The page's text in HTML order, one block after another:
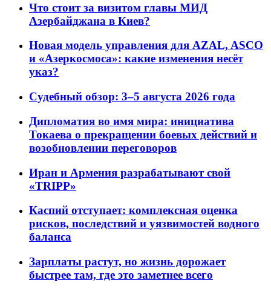
Что стоит за визитом главы МИД
Азербайджана в Киев?
Новая модель управления для AZAL, ASCO
и «Азеркосмоса»: какие изменения несёт
указ?
Судебный обзор: 3–5 августа 2026 года
Дипломатия во имя мира: инициатива
Токаева о прекращении боевых действий и
возобновлении переговоров
Иран и Армения разрабатывают свой
«TRIPP»
Каспий отступает: комплексная оценка
рисков, последствий и уязвимостей водного
баланса
Зарплаты растут, но жизнь дорожает
быстрее там, где это заметнее всего